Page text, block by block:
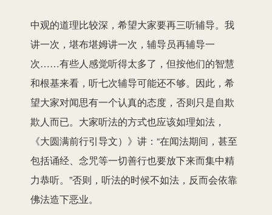
中观的道理比较深，希望大家要再三听辅导。我
讲一次，堪布堪姆讲一次，辅导员再辅导一
次……有些人感觉听得太多了，但按他们的智慧
和根基来看，听七次辅导可能还不够。因此，希
望大家对闻思有一个认真的态度，否则只是自欺
欺人而已。大家听法的方式也应该如理如法，
《大圆满前行引导文）》讲：“在闻法期间，甚至
包括诵经、念咒等一切善行也要放下来而集中精
力恭听。”否则，听法的时候不如法，反而会依靠
佛法造下恶业。